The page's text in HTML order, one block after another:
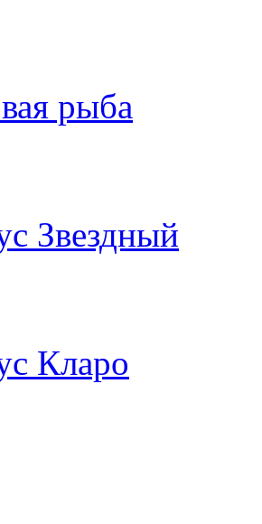
рыба
Звездный
Кларо